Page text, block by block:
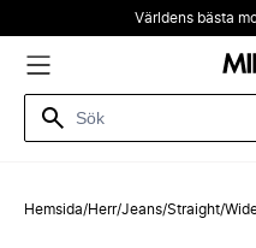
Världens bästa
Hemsida/Herr/Jeans/Straight/